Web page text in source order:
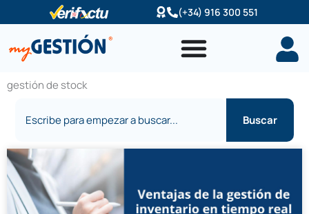
al
contenido
(+34) 916 300 551
gestión de stock
Buscar